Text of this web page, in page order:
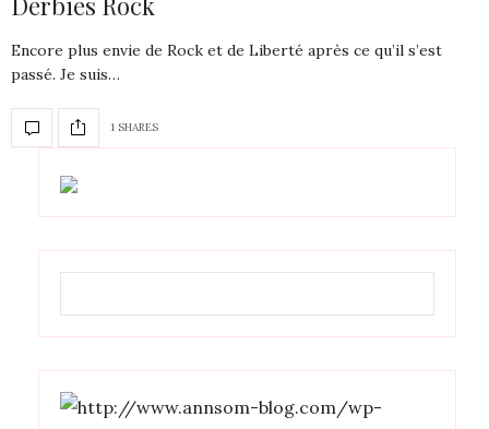
Encore plus envie de Rock et de Liberté après ce qu’il s’est
passé. Je suis…
1 SHARES